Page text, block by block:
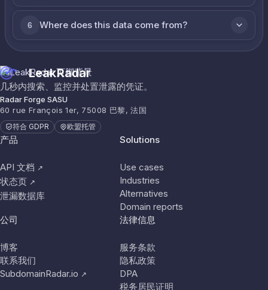
6 Where does this data come from?
LeakRadar
几秒内搜索、监控并处置泄露的凭证。
Radar Forge SASU
60 rue François 1er, 75008 巴黎, 法国
符合 GDPR 欧盟托管
产品
API 文档 ↗
状态页 ↗
泄漏数据库
Solutions
Use cases
Industries
Alternatives
Domain reports
公司
博客
联系我们
SubdomainRadar.io ↗
法律信息
服务条款
隐私政策
DPA
税务居民证明